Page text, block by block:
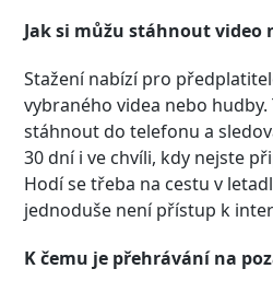
Jak si můžu stáhnout video
Stažení nabízí pro
vybraného videa nebo
stáhnout do telefonu a
30 dní i ve chvíli, kdy nejste
Hodí se třeba na cestu v
jednoduše není přístup k
K čemu je přehrávání na